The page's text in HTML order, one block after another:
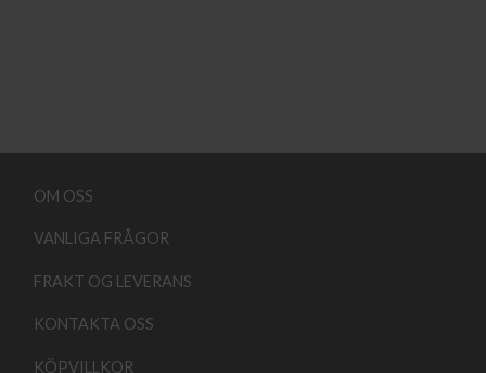
OM OSS
VANLIGA FRÅGOR
FRAKT OG LEVERANS
KONTAKTA OSS
KÖPVILLKOR